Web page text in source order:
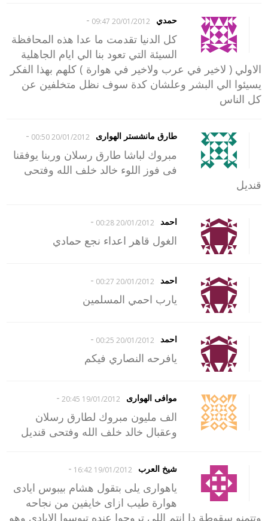
حمدي 20/01/2012 09:47
-
كل الدنيا تقدمت ما عدا هذه المحافظة
السيئة التي تعود بنا الي ايام الجاهلية
الاولي ( لاخير في عرب ولاخير في هوارة ) كلهم بهذا الفكر
يسيئوا الي البشر وعلشان كدة سوف نظل متخلفين عن
كل الناس
طارق مانشستر الهوارى 20/01/2012 00:50
-
مبروك لباشا طارق رسلان وربنا يوفقنا
فى فوز اللوء خالد خلف الله وفتحى
قنديل
احمد 20/01/2012 00:28
-
الغول قاهر اعداء نجع حمادي
احمد 20/01/2012 00:27
-
يارب احمي المسلمين
احمد 20/01/2012 00:25
-
يافرحه النصاري فيكم
موافى الهوارى 19/01/2012 20:45
-
الف مليون مبروك لطارق رسلان
وعقبال خالد خلف الله وفتحى قنديل
شيخ العرب 19/01/2012 16:42
-
ياهوارى يلى بتقول هشام بيبوس ايادى
هوارة طيب ازاى خايفين من نجاحه
وتتمنو سقوطة دا انتم اللى تروحوا عنده تبوسوا الايادى وهو